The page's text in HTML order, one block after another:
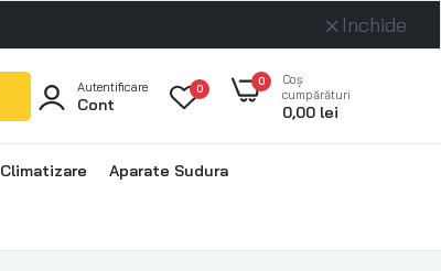
Inchide
Autentificare
Cont
0
0
Coș
cumpărături
0,00 lei
Climatizare Aparate Sudura